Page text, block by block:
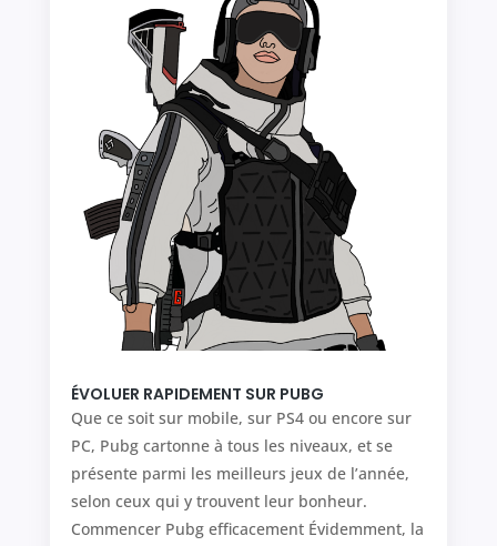
ÉVOLUER RAPIDEMENT SUR PUBG
Que ce soit sur mobile, sur PS4 ou encore sur
PC, Pubg cartonne à tous les niveaux, et se
présente parmi les meilleurs jeux de l’année,
selon ceux qui y trouvent leur bonheur.
Commencer Pubg efficacement Évidemment, la